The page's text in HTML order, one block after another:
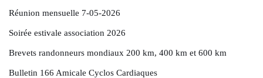
Réunion mensuelle 7-05-2026
Soirée estivale association 2026
Brevets randonneurs mondiaux 200 km, 400 km et 600 km
Bulletin 166 Amicale Cyclos Cardiaques